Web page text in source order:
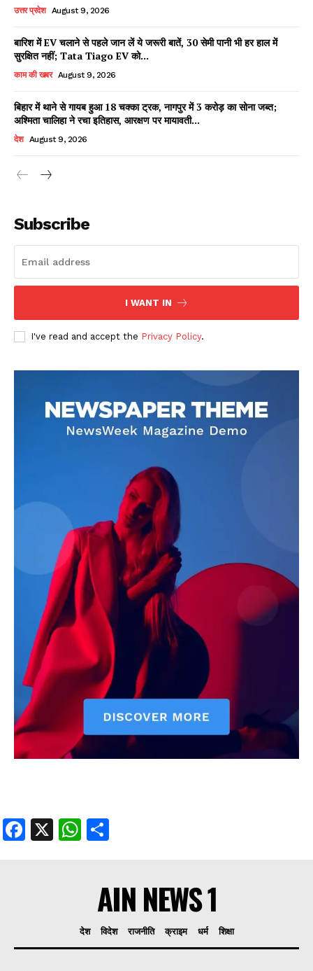
Facebook
X WhatsApp
Share
Read Latest News on AIN
DOWNLOAD NOW
AIN NEWS 1
Contact Us
About Us
Privacy Policy
Terms of Use Agreement
Facebook
X WhatsApp
Share
उत्तर प्रदेश August 9, 2026
बारिश में EV चलाने से पहले जान लें ये जरूरी बातें, 30 सेमी पानी भी हर हाल में
सुरक्षित नहीं; Tata Tiago EV को...
काम की खबर August 9, 2026
बिहार में थाने से गायब हुआ 18 चक्का ट्रक, नागपुर में 3 करोड़ का सोना जब्त;
अश्मिता चालिहा ने रचा इतिहास, आरक्षण पर मायावती...
देश August 9, 2026
Subscribe
I WANT IN
I've read and accept the Privacy Policy.
Facebook
X WhatsApp
AIN NEWS 1
देश विदेश राजनीति क्राइम धर्म शिक्षा